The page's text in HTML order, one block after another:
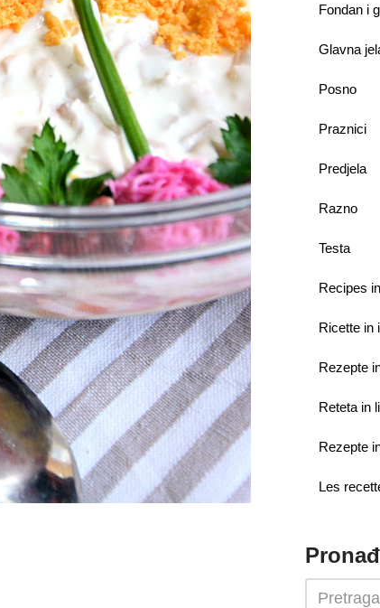
Fondan i
Glavna
Posno
Praznici
Predjela
Razno
Testa
Recipes
Ricette in
Rezepte
Reteta in
Rezepte
Les